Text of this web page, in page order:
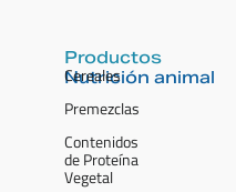
Productos
Nutrición animal
Cereales
Premezclas
Contenidos
de Proteína
Vegetal